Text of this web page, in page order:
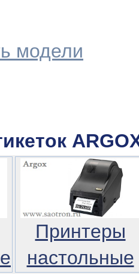
модели
Принтеры
настольные